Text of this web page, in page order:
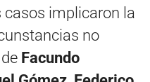
casos implicaron la
no
Facundo